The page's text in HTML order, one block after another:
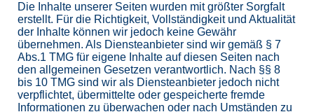
Die Inhalte unserer Seiten wurden mit größter Sorgfalt
erstellt. Für die Richtigkeit, Vollständigkeit und Aktualität
der Inhalte können wir jedoch keine Gewähr
übernehmen. Als Diensteanbieter sind wir gemäß § 7
Abs.1 TMG für eigene Inhalte auf diesen Seiten nach
den allgemeinen Gesetzen verantwortlich. Nach §§ 8
bis 10 TMG sind wir als Diensteanbieter jedoch nicht
verpflichtet, übermittelte oder gespeicherte fremde
Informationen zu überwachen oder nach Umständen zu